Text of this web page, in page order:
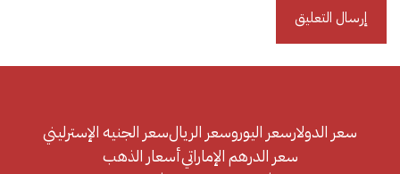
سعر الدولارسعر اليوروسعر الريالسعر الجنيه الإسترليني
سعر الدرهم الإماراتيأسعار الذهب